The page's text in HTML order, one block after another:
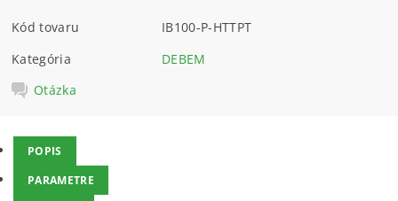
Kód tovaru
IB100-P-HTTPT
Kategória
DEBEM
Otázka
POPIS
PARAMETRE